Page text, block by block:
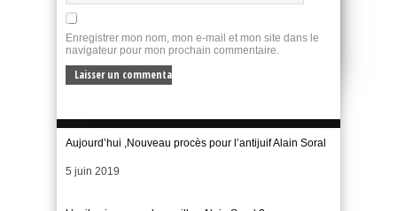
Enregistrer mon nom, mon e-mail et mon site dans le
navigateur pour mon prochain commentaire.
Aujourd’hui ,Nouveau procès pour l’antijuif Alain Soral
Date
5 juin 2019